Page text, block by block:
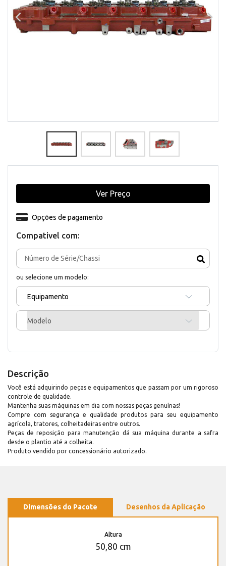
Compativel com:
ou selecione um modelo:
Equipamento
Modelo
Opções de pagamento
Ver Preço
Descrição
Você está adquirindo peças e equipamentos que passam por um rigoroso
controle de qualidade.
Mantenha suas máquinas em dia com nossas peças genuínas!
Compre com segurança e qualidade produtos para seu equipamento
agrícola, tratores, colheitadeiras entre outros.
Peças de reposição para manutenção dá sua máquina durante a safra
desde o plantio até a colheita.
Produto vendido por concessionário autorizado.
Dimensões do Pacote Desenhos da Aplicação
Altura
50,80 cm